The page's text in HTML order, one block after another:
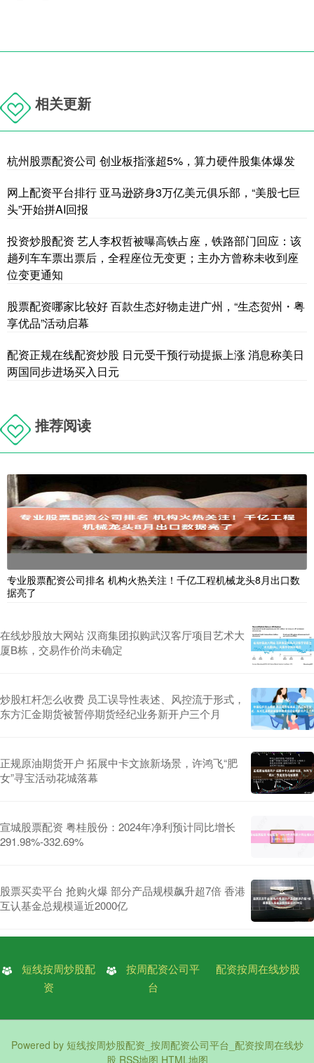
相关更新
杭州股票配资公司 创业板指涨超5%，算力硬件股集体爆发
网上配资平台排行 亚马逊跻身3万亿美元俱乐部，“美股七巨
头”开始拼AI回报
投资炒股配资 艺人李权哲被曝高铁占座，铁路部门回应：该
趟列车车票出票后，全程座位无变更；主办方曾称未收到座
位变更通知
股票配资哪家比较好 百款生态好物走进广州，“生态贺州・粤
享优品”活动启幕
配资正规在线配资炒股 日元受干预行动提振上涨 消息称美日
两国同步进场买入日元
推荐阅读
专业股票配资公司排名 机构火热关注！千亿工程机械龙头8月出口数
据亮了
在线炒股放大网站 汉商集团拟购武汉客厅项目艺术大
厦B栋，交易作价尚未确定
炒股杠杆怎么收费 员工误导性表述、风控流于形式，
东方汇金期货被暂停期货经纪业务新开户三个月
正规原油期货开户 拓展中卡文旅新场景，许鸿飞“肥
女”寻宝活动花城落幕
宣城股票配资 粤桂股份：2024年净利预计同比增长
291.98%-332.69%
股票买卖平台 抢购火爆 部分产品规模飙升超7倍 香港
互认基金总规模逼近2000亿
短线按周炒股配
资
按周配资公司平
台
配资按周在线炒股
Powered by 短线按周炒股配资_按周配资公司平台_配资按周在线炒
股 RSS地图 HTML地图